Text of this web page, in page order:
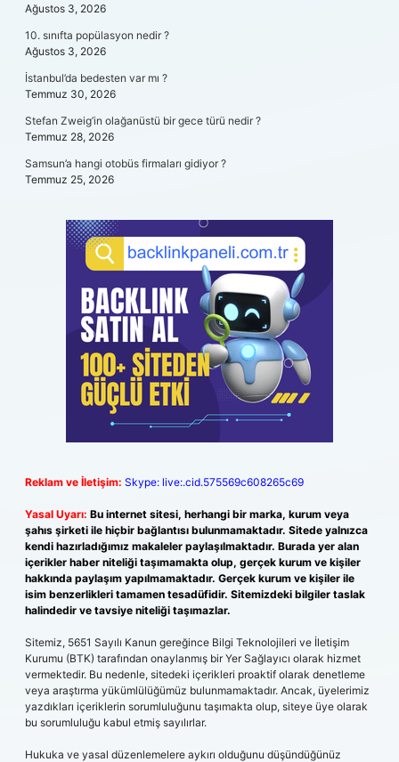
Ağustos 3, 2026
10. sınıfta popülasyon nedir ?
Ağustos 3, 2026
İstanbul’da bedesten var mı ?
Temmuz 30, 2026
Stefan Zweig’in olağanüstü bir gece türü nedir ?
Temmuz 28, 2026
Samsun’a hangi otobüs firmaları gidiyor ?
Temmuz 25, 2026
Reklam ve İletişim: Skype: live:.cid.575569c608265c69
Yasal Uyarı: Bu internet sitesi, herhangi bir marka, kurum veya
şahıs şirketi ile hiçbir bağlantısı bulunmamaktadır. Sitede yalnızca
kendi hazırladığımız makaleler paylaşılmaktadır. Burada yer alan
içerikler haber niteliği taşımamakta olup, gerçek kurum ve kişiler
hakkında paylaşım yapılmamaktadır. Gerçek kurum ve kişiler ile
isim benzerlikleri tamamen tesadüfidir. Sitemizdeki bilgiler taslak
halindedir ve tavsiye niteliği taşımazlar.
Sitemiz, 5651 Sayılı Kanun gereğince Bilgi Teknolojileri ve İletişim
Kurumu (BTK) tarafından onaylanmış bir Yer Sağlayıcı olarak hizmet
vermektedir. Bu nedenle, sitedeki içerikleri proaktif olarak denetleme
veya araştırma yükümlülüğümüz bulunmamaktadır. Ancak, üyelerimiz
yazdıkları içeriklerin sorumluluğunu taşımakta olup, siteye üye olarak
bu sorumluluğu kabul etmiş sayılırlar.
Hukuka ve yasal düzenlemelere aykırı olduğunu düşündüğünüz